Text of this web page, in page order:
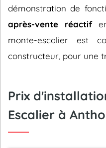
démonstration de
après-vente réactifen
monte-escalier est
constructeur, pour une
Prix
Escalier à